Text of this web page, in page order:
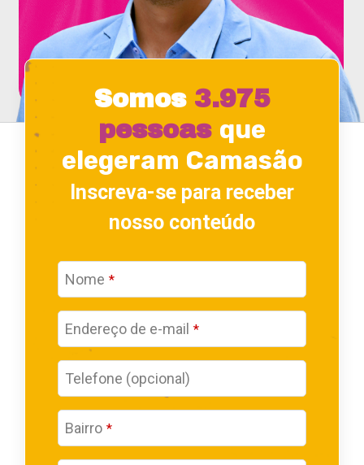
Somos 3.975
pessoas que
elegeram Camasão
Inscreva-se para receber
nosso conteúdo
Nome *
Endereço de e-mail *
Email
Address
Telefone (opcional)
Bairro *